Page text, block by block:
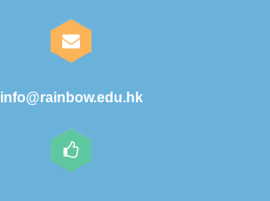
info@rainbow.edu.hk